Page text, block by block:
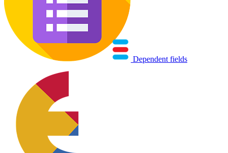
Dependent fields